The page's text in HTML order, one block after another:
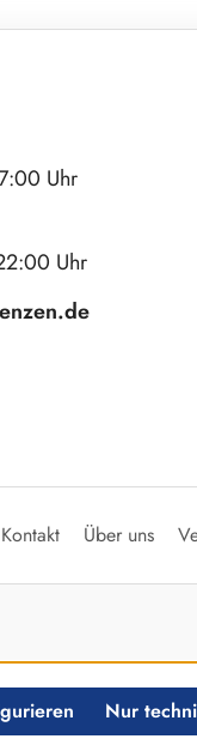
Uhr
Uhr
Kontakt Über uns
Nur